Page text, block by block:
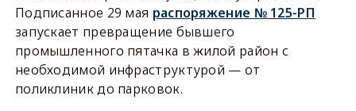
Подписанное 29 мая распоряжение № 125-РП
запускает превращение бывшего
промышленного пятачка в жилой район с
необходимой инфраструктурой — от
поликлиник до парковок.